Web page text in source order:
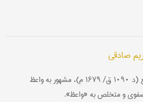
صادقی
رَفیعُ‌الدّینِ قَزْوینی، میرزا محمدرفیع (د ۱۰۹۰ ق/ ۱۶۷۹ م)، مشهور به واعظ
و متخلص به «واعظ».